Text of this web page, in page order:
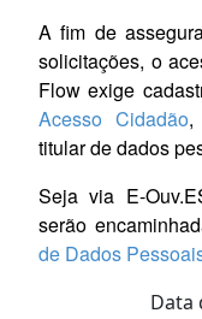
A fim de
solicitações, o
Flow exige
Acesso Cidadão,
titular de dados
Seja via E-
serão
de Dados
Data